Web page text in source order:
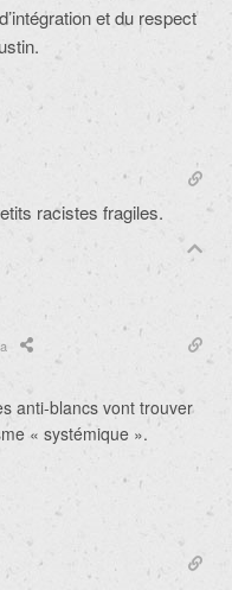
et du respect
racistes fragiles.
anti-blancs vont trouver
« systémique ».